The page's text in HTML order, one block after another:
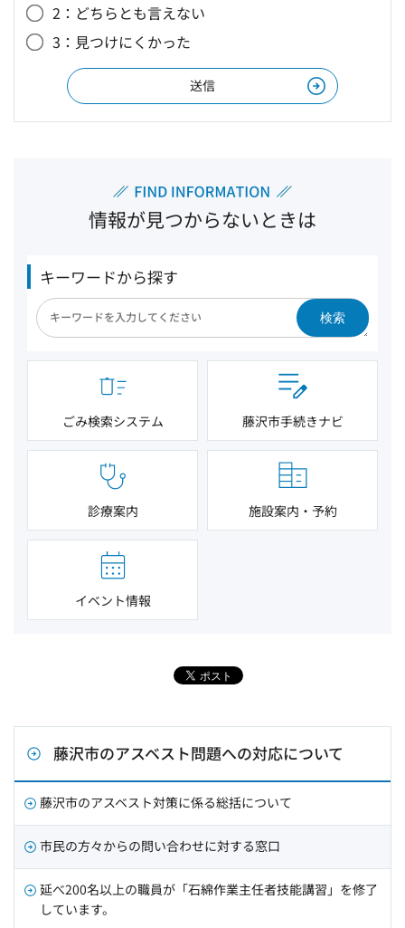
2：どちらとも言えない
3：見つけにくかった
情報が見つからないときは
キーワードから探す
検索
ごみ検索システム 藤沢市手続きナビ
診療案内 施設案内・予約
イベント情報
藤沢市のアスベスト問題への対応について
藤沢市のアスベスト対策に係る総括について
市民の方々からの問い合わせに対する窓口
延べ200名以上の職員が「石綿作業主任者技能講習」を修了
しています。